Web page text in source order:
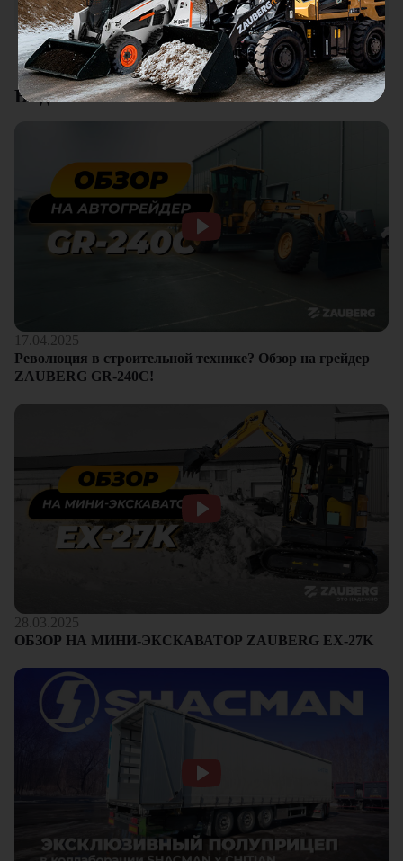
Смотреть все отзывы
клиентам.
Видеоотзывы
17.04.2025
Революция в строительной технике? Обзор на грейдер
ZAUBERG GR-240C!
28.03.2025
ОБЗОР НА МИНИ-ЭКСКАВАТОР ZAUBERG EX-27K